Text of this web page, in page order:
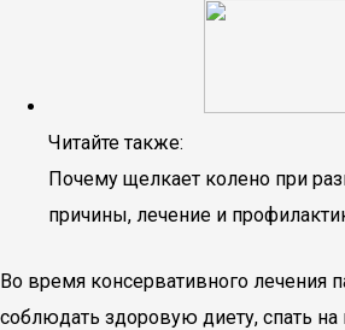
Читайте также:
Почему щелкает колено при
причины, лечение и
Во время консервативного лечения
соблюдать здоровую диету, спать на